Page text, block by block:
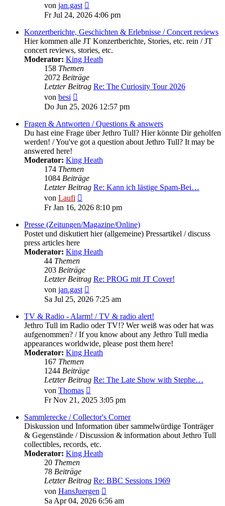
von jan.gast
Beitrag
Fr Jul 24, 2026 4:06 pm
Konzertberichte, Geschichten & Erlebnisse / Concert reviews
Hier kommen alle JT Konzertberichte, Stories, etc. rein / JT
concert reviews, stories, etc.
Moderator: King Heath
158 Themen
2072 Beiträge
Letzter Beitrag Re: The Curiosity Tour 2026
von besi
Beitrag
Do Jun 25, 2026 12:57 pm
Fragen & Antworten / Questions & answers
Du hast eine Frage über Jethro Tull? Hier könnte Dir geholfen
werden! / You've got a question about Jethro Tull? It may be
answered here!
Moderator: King Heath
174 Themen
1084 Beiträge
Letzter Beitrag Re: Kann ich lästige Spam-Bei…
von Laufi
Beitrag
Fr Jan 16, 2026 8:10 pm
Presse (Zeitungen/Magazine/Online)
Postet und diskutiert hier (allgemeine) Pressartikel / discuss
press articles here
Moderator: King Heath
44 Themen
203 Beiträge
Letzter Beitrag Re: PROG mit JT Cover!
von jan.gast
Beitrag
Sa Jul 25, 2026 7:25 am
TV & Radio - Alarm! / TV & radio alert!
Jethro Tull im Radio oder TV!? Wer weiß was oder hat was
aufgenommen? / If you know about any Jethro Tull media
appearances worldwide, please post them here!
Moderator: King Heath
167 Themen
1244 Beiträge
Letzter Beitrag Re: The Late Show with Stephe…
von Thomas
Beitrag
Fr Nov 21, 2025 3:05 pm
Sammlerecke / Collector's Corner
Diskussion und Information über sammelwürdige Tonträger
& Gegenstände / Discussion & information about Jethro Tull
collectibles, records, etc.
Moderator: King Heath
20 Themen
78 Beiträge
Letzter Beitrag Re: BBC Sessions 1969
von HansJuergen
Beitrag
Sa Apr 04, 2026 6:56 am